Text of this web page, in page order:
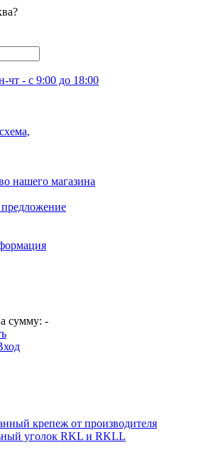
чт - с 9:00 до 18:00
нашего магазина
сумму: -
крепеж от производителя
уголок RKL и RKLL